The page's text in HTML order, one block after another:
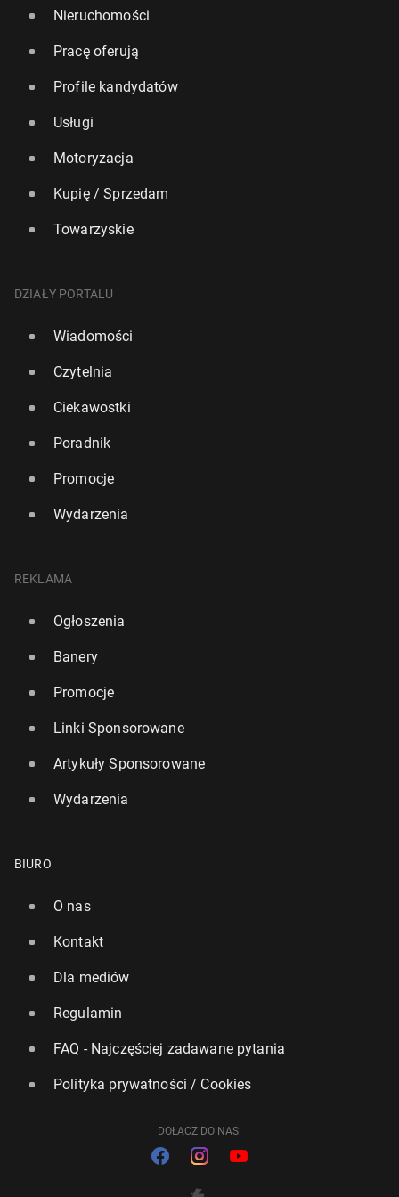
Nieruchomości
Pracę oferują
Profile kandydatów
Usługi
Motoryzacja
Kupię / Sprzedam
Towarzyskie
DZIAŁY PORTALU
Wiadomości
Czytelnia
Ciekawostki
Poradnik
Promocje
Wydarzenia
REKLAMA
Ogłoszenia
Banery
Promocje
Linki Sponsorowane
Artykuły Sponsorowane
Wydarzenia
BIURO
O nas
Kontakt
Dla mediów
Regulamin
FAQ - Najczęściej zadawane pytania
Polityka prywatności / Cookies
DOŁĄCZ DO NAS: